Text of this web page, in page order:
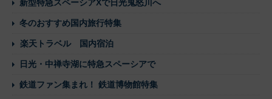
新型特急スペーシアXで日光鬼怒川へ
冬のおすすめ国内旅行特集
楽天トラベル 国内宿泊
日光・中禅寺湖に特急スペーシアで
鉄道ファン集まれ！ 鉄道博物館特集